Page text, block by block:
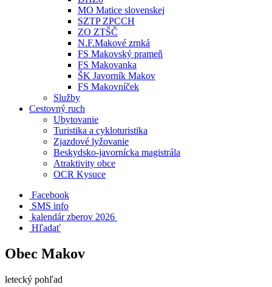
MO Matice slovenskej
SZTP ZPCCH
ZO ZTŠČ
N.F.Makové zrnká
FS Makovský prameň
FS Makovanka
ŠK Javorník Makov
FS Makovníček
Služby
Cestovný ruch
Ubytovanie
Turistika a cykloturistika
Zjazdové lyžovanie
Beskydsko-javornícka magistrála
Atraktivity obce
OCR Kysuce
Facebook
SMS info
​ kalendár zberov 2026
Hľadať
Obec Makov
letecký pohľad